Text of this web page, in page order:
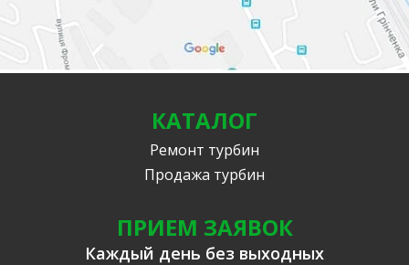
КАТАЛОГ
Ремонт турбин
Продажа турбин
ПРИЕМ ЗАЯВОК
Каждый день без выходных